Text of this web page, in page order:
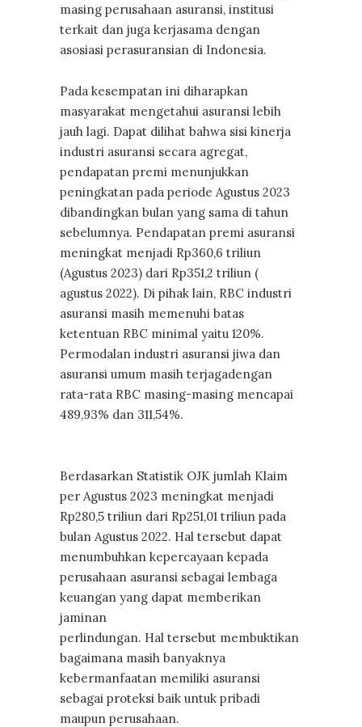
masing perusahaan asuransi, institusi
terkait dan juga kerjasama dengan
asosiasi perasuransian di Indonesia.
Pada kesempatan ini diharapkan
masyarakat mengetahui asuransi lebih
jauh lagi. Dapat dilihat bahwa sisi kinerja
industri asuransi secara agregat,
pendapatan premi menunjukkan
peningkatan pada periode Agustus 2023
dibandingkan bulan yang sama di tahun
sebelumnya. Pendapatan premi asuransi
meningkat menjadi Rp360,6 triliun
(Agustus 2023) dari Rp351,2 triliun (
agustus 2022). Di pihak lain, RBC industri
asuransi masih memenuhi batas
ketentuan RBC minimal yaitu 120%.
Permodalan industri asuransi jiwa dan
asuransi umum masih terjagadengan
rata-rata RBC masing-masing mencapai
489,93% dan 311,54%.
Berdasarkan Statistik OJK jumlah Klaim
per Agustus 2023 meningkat menjadi
Rp280,5 triliun dari Rp251,01 triliun pada
bulan Agustus 2022. Hal tersebut dapat
menumbuhkan kepercayaan kepada
perusahaan asuransi sebagai lembaga
keuangan yang dapat memberikan
jaminan
perlindungan. Hal tersebut membuktikan
bagaimana masih banyaknya
kebermanfaatan memiliki asuransi
sebagai proteksi baik untuk pribadi
maupun perusahaan.